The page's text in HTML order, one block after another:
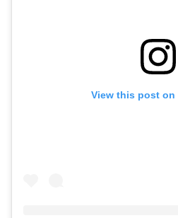
View this post on